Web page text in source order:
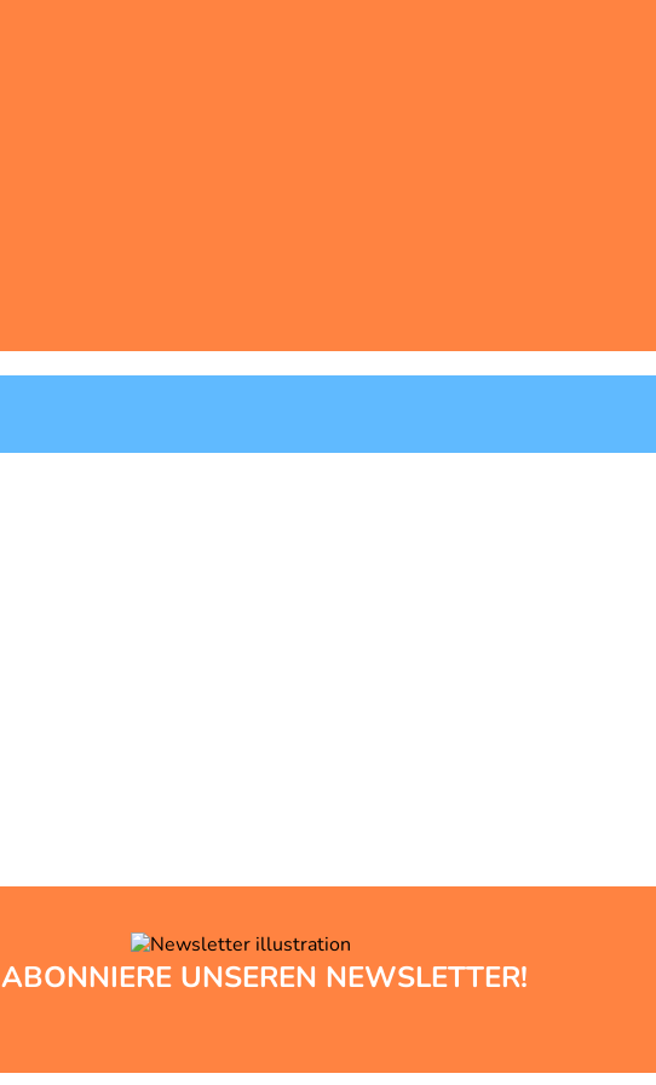
ABONNIERE UNSEREN NEWSLETTER!